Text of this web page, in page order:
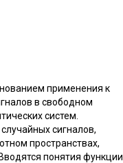
применения к
в свободном
систем.
сигналов,
пространствах,
понятия функции